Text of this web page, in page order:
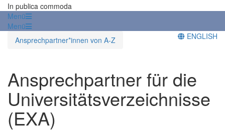
In publica commoda
Menü
Menü
Ansprechpartner*innen von A-Z
ENGLISH
Ansprechpartner für die
Universitätsverzeichnisse
(EXA)